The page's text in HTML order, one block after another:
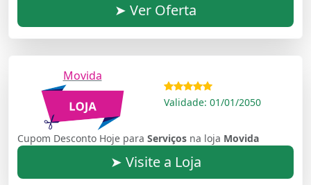
➤ Ver Oferta
Movida
Validade: 01/01/2050
Cupom Desconto Hoje para Serviços na loja Movida
➤ Visite a Loja